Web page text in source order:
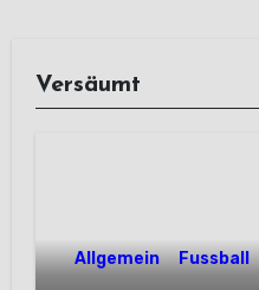
Versäumt
Allgemein Fussball